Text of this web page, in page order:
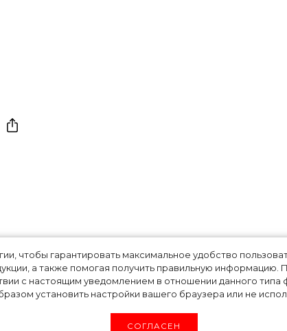
чтобы гарантировать максимальное удобство
а также помогая получить правильную
с настоящим уведомлением в отношении данного
установить настройки вашего браузера или не
СОГЛАСЕН
лицом
коллекциии